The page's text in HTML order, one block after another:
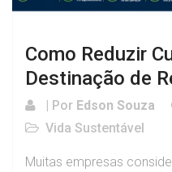
Como Reduzir
Destinação de
| Por Edson Souza
Vida Sustentável
Muitas empresas